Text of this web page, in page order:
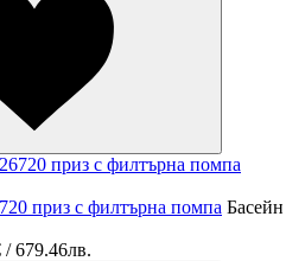
приз с филтърна помпа Басейн
/ 679.46лв.